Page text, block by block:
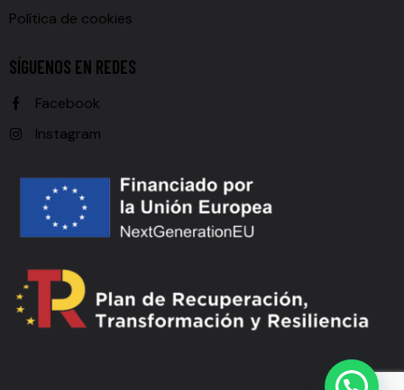
Política de cookies
SÍGUENOS EN REDES
Facebook
Instagram